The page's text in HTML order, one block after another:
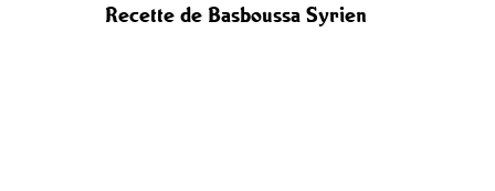
Recette de Basboussa Syrien